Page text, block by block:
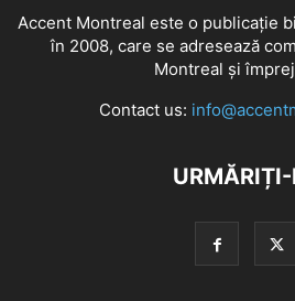
Accent Montreal este o publicație
în 2008, care se adresează
Montreal şi
Contact us:
URMĂRIȚI-